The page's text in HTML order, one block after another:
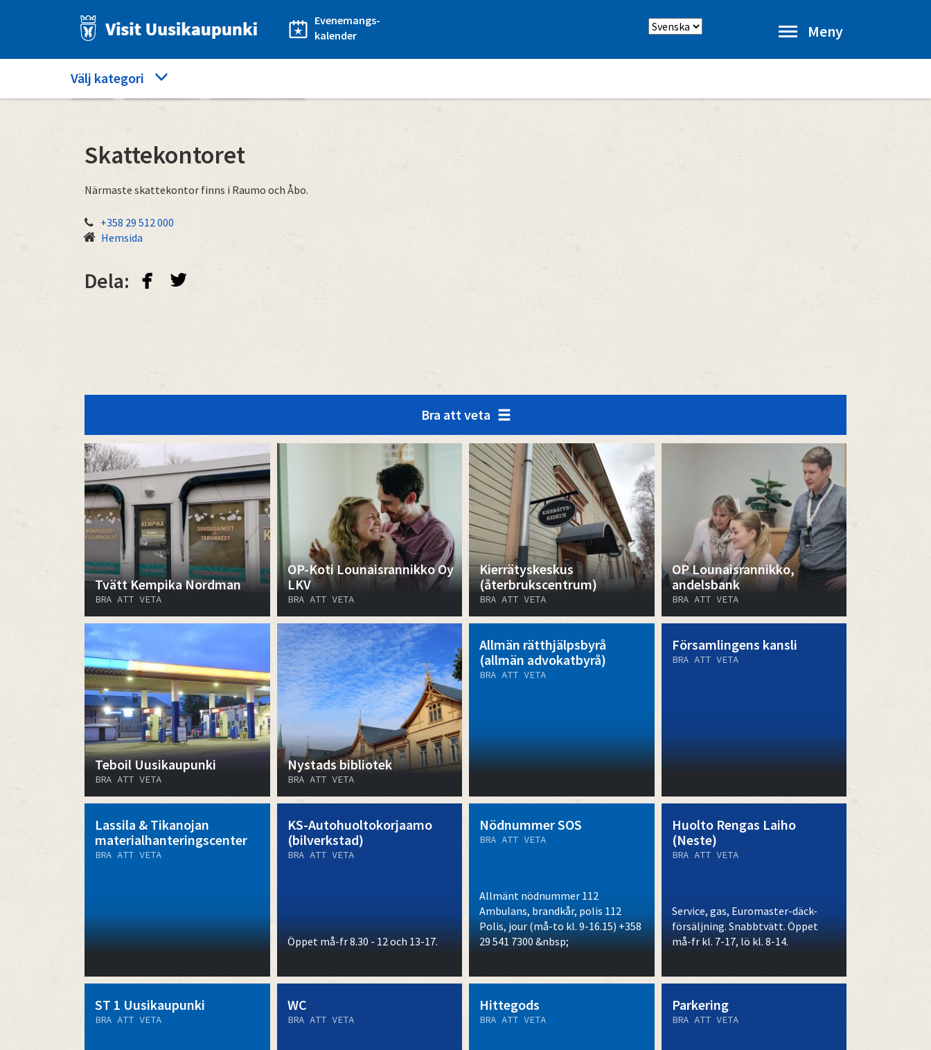
Evenemangs-
kalender
Välj
Meny
Category
menu
Välj kategori
Hem Bra att veta
Skattekontoret
Närmaste skattekontor finns i Raumo och Åbo.
+358 29 512 000
Hemsida
Dela: facebook twitterbird
Bra att veta
Tvätt Kempika Nordman
BRA ATT VETA
OP-Koti Lounaisrannikko Oy
LKV
BRA ATT VETA
Kierrätyskeskus
(återbrukscentrum)
BRA ATT VETA
OP Lounaisrannikko,
andelsbank
BRA ATT VETA
Teboil Uusikaupunki
BRA ATT VETA
Nystads bibliotek
BRA ATT VETA
Allmän rätthjälpsbyrå
(allmän advokatbyrå)
BRA ATT VETA
Församlingens kansli
BRA ATT VETA
Lassila & Tikanojan
materialhanteringscenter
BRA ATT VETA
KS-Autohuoltokorjaamo
(bilverkstad)
BRA ATT VETA
Öppet må-fr 8.30 - 12 och 13-17.
Nödnummer SOS
BRA ATT VETA
Allmänt nödnummer 112
Ambulans, brandkår, polis 112
Polis, jour (må-to kl. 9-16.15) +358
29 541 7300 &nbsp;
Huolto Rengas Laiho
(Neste)
BRA ATT VETA
Service, gas, Euromaster-däck-
försäljning. Snabbtvätt. Öppet
må-fr kl. 7-17, lö kl. 8-14.
ST 1 Uusikaupunki
BRA ATT VETA
WC
BRA ATT VETA
Hittegods
BRA ATT VETA
Parkering
BRA ATT VETA